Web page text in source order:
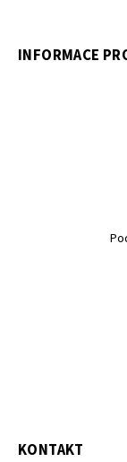
INFORMACE
KONTAKT